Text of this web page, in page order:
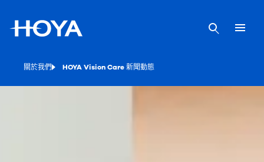
關於我們 HOYA Vision Care 新聞動態